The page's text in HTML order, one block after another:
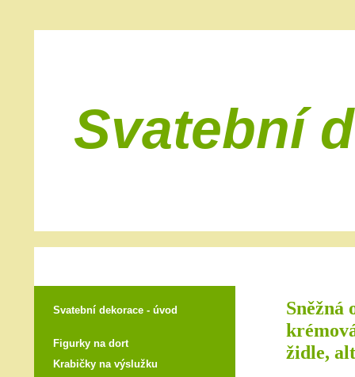
Svatební
Svatební dekorace - úvod
Figurky na dort
Krabičky na výslužku
Sněžná
židle,